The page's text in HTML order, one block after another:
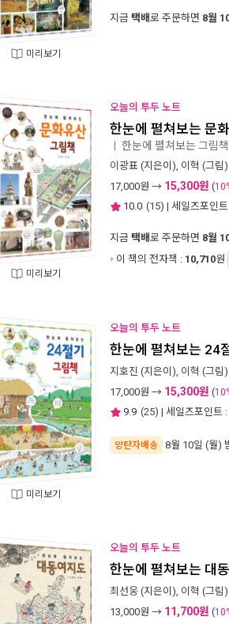
미리보기
지금 택배로 주문하면 8월
미리보기
오늘의 투두 노트
한눈에 펼쳐보는 문
한눈에 펼쳐보는 그림책
이광표 (지은이), 이혁 (그림)
17,000원 → 15,300원 (
10.0 (15) | 세일즈포인
지금 택배로 주문하면 8월
이 책의 전자책 : 10,710원
미리보기
오늘의 투두 노트
한눈에 펼쳐보는 24
지호진 (지은이), 이혁 (그림)
17,000원 → 15,300원 (
9.9 (25) | 세일즈포인트 :
양탄자배송 8월 10일 (월)
오늘의 투두 노트
한눈에 펼쳐보는 대
최선웅 (지은이), 이혁 (그림)
13,000원 → 11,700원 (